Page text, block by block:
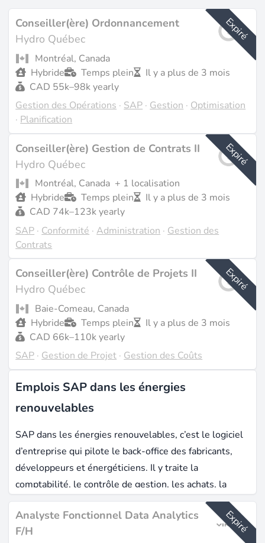
Expiré
Conseiller(ère) Ordonnancement
Hydro Québec
Montréal, Canada
Hybride
Temps plein
Il y a plus de 3 mois
CAD 55k–98k yearly
Gestion des Opérations · SAP · Gestion · Optimisation
· Planification
Expiré
Conseiller(ère) Gestion de Contrats II
Hydro Québec
Montréal, Canada + 1 localisation
Hybride
Temps plein
Il y a plus de 3 mois
CAD 74k–123k yearly
SAP · Conformité ·Administration · Gestion des
Contrats
Expiré
Conseiller(ère) Contrôle de Projets II
Hydro Québec
Baie-Comeau, Canada
Hybride
Temps plein
Il y a plus de 3 mois
CAD 66k–110k yearly
SAP · Gestion de Projet · Gestion des Coûts
Emplois SAP dans les énergies
renouvelables
SAP dans les énergies renouvelables, c’est le logiciel
d’entreprise qui pilote le back-office des fabricants,
développeurs et énergéticiens. Il y traite la
comptabilité, le contrôle de gestion, les achats, la
maintenance d’actifs et, côté utilities, la facturation
client et la liquidation de la production décentralisée.
La majorité des postes se concentre dans les équipes
Expiré
Analyste Fonctionnel Data Analytics
F/H